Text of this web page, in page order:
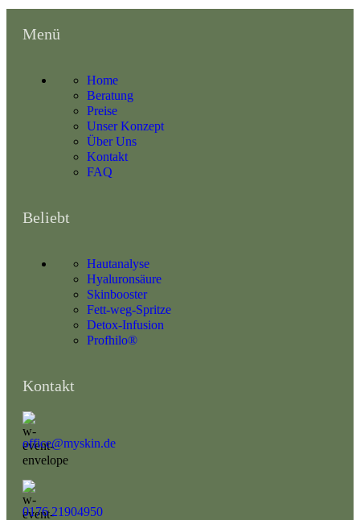
Menü
Home
Beratung
Preise
Unser Konzept
Über Uns
Kontakt
FAQ
Beliebt
Hautanalyse
Hyaluronsäure
Skinbooster
Fett-weg-Spritze
Detox-Infusion
Profhilo®
Kontakt
office@myskin.de
0176 21904950